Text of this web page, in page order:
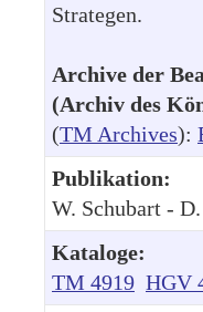
Strategen.
Archive der
(Archiv des
(TM Archives):
Publikation:
W. Schubart -
Kataloge:
TM 4919 HGV